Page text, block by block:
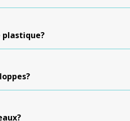
plastique?